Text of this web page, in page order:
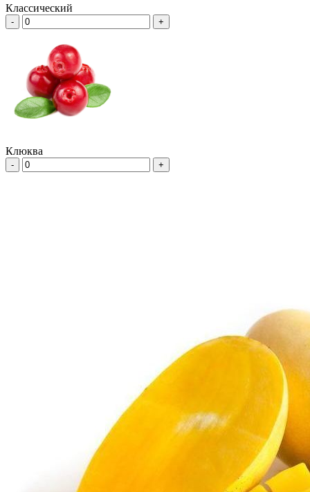
Классический
- +
Клюква
- +